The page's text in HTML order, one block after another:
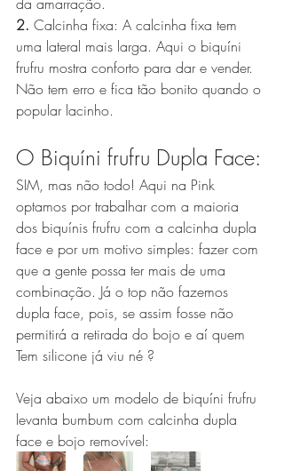
da amarração.
2. Calcinha fixa: A calcinha fixa tem
uma lateral mais larga. Aqui o biquíni
frufru mostra conforto para dar e vender.
Não tem erro e fica tão bonito quando o
popular lacinho.
O Biquíni frufru Dupla Face:
SIM, mas não todo! Aqui na Pink
optamos por trabalhar com a maioria
dos biquínis frufru com a calcinha dupla
face e por um motivo simples: fazer com
que a gente possa ter mais de uma
combinação. Já o top não fazemos
dupla face, pois, se assim fosse não
permitirá a retirada do bojo e aí quem
Tem silicone já viu né ?
Veja abaixo um modelo de biquíni frufru
levanta bumbum com calcinha dupla
face e bojo removível: